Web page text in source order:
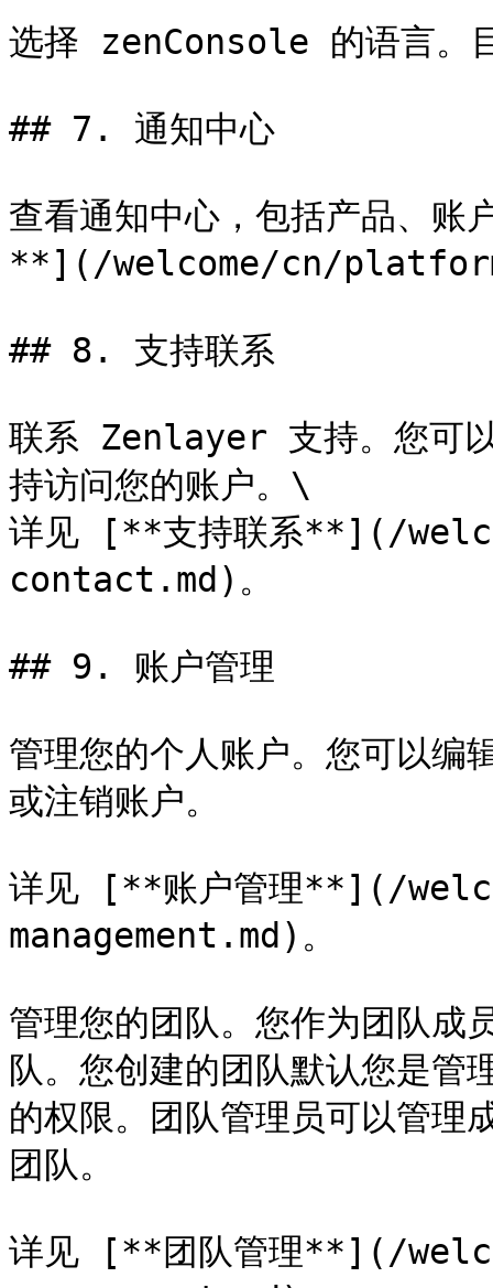
选择 zenConsole 的语言。
## 7. 通知中心
查看通知中心，包括产品、
**](/welcome/cn/
## 8. 支持联系
联系 Zenlayer 支持。您可
持访问您的账户。\
详见 [**支持联系**](/
contact.md)。
## 9. 账户管理
管理您的个人账户。您可以
或注销账户。
详见 [**账户管理**](/
management.md)。
管理您的团队。您作为团队成
队。您创建的团队默认您是管
的权限。团队管理员可以管理
团队。
详见 [**团队管理**](/